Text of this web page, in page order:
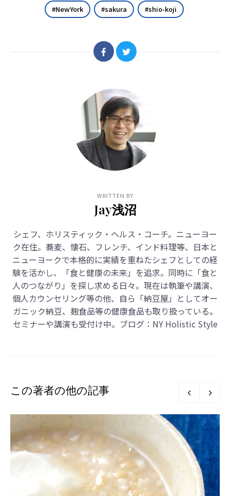
NewYork sakura shio-koji
WRITTEN BY
Jay浅沼
シェフ、ホリスティック・ヘルス・コーチ。ニューヨー
ク在住。蕎麦、懐石、フレンチ、インド料理等、日本と
ニューヨークで本格的に実績を重ねたシェフとしての経
験を活かし、「食と健康の未来」を追求。同時に「食と
人のつながり」を探し求める日々。現在は執筆や講演、
個人カウンセリング等の他、自ら「納豆屋」としてオー
ガニック納豆、麹食品等の健康食品も取り扱っている。
セミナーや講演も受付け中。ブログ： NY Holistic Style
この著者の他の記事